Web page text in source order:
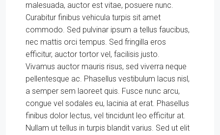
malesuada, auctor est vitae, posuere nunc.
Curabitur finibus vehicula turpis sit amet
commodo. Sed pulvinar ipsum a tellus faucibus,
nec mattis orci tempus. Sed fringilla eros
efficitur, auctor tortor vel, facilisis justo.
Vivamus auctor mauris risus, sed viverra neque
pellentesque ac. Phasellus vestibulum lacus nisl,
a semper sem laoreet quis. Fusce nunc arcu,
congue vel sodales eu, lacinia at erat. Phasellus
finibus dolor lectus, vel tincidunt leo efficitur at.
Nullam ut tellus in turpis blandit varius. Sed ut elit